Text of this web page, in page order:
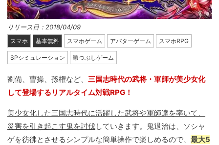
リリース日：2018/04/09
スマホ 基本無料 スマホゲーム アバターゲーム スマホRPG
SPシミュレーション 暇つぶしゲーム
劉備、曹操、孫権など、 三国志時代の武将・軍師が美少女化
して登場するリアルタイム対戦RPG！
美少女化した三国志時代に活躍した武将や軍師達を率いて、
災害を引き起こす鬼を討伐していきます。鬼退治は、ソシャ
ゲを彷彿とさせるシンプルな簡単操作で楽しめるので、 最大5